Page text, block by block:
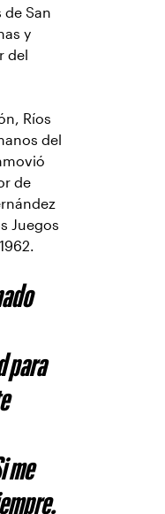
de San
y
del
Ríos
del
de
Juegos
para
me